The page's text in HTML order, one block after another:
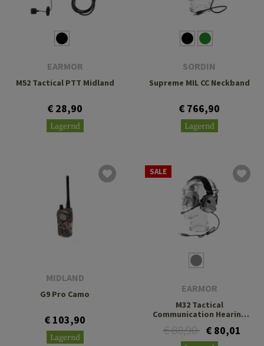
EARMOR
M52 Tactical PTT Midland
€ 28,90
Lagernd
SORDIN
Supreme MIL CC Neckband
€ 766,90
Lagernd
MIDLAND
G9 Pro Camo
€ 103,90
Lagernd
SALE
EARMOR
M32 Tactical
Communication Hearing
€ 88,90 € 80,01